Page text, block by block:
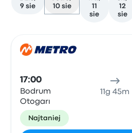
9 sie
10 sie
11
sie
12
sie
17:00
Bodrum
Otogarı
11g 45m
Najtaniej